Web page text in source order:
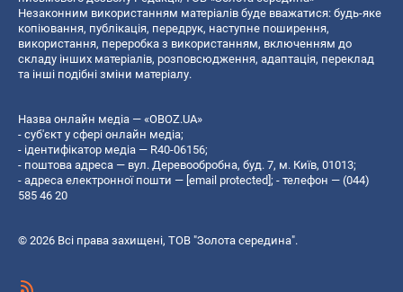
Незаконним використанням матеріалів буде вважатися: будь-яке
копiювання, публiкацiя, передрук, наступне поширення,
використання, переробка з використанням, включенням до
складу інших матеріалів, розповсюдження, адаптація, переклад
та інші подібні зміни матеріалу.
Назва онлайн медіа — «OBOZ.UA»
- суб'єкт у сфері онлайн медіа;
- ідентифікатор медіа — R40-06156;
- поштова адреса — вул. Деревообробна, буд. 7, м. Київ, 01013;
- адреса електронної пошти — [email protected] ; - телефон — (044)
585 46 20
© 2026 Всі права захищені, ТОВ "Золота середина".